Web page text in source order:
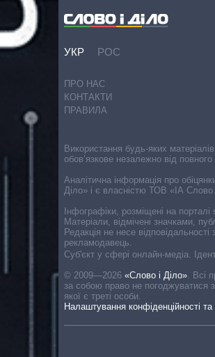
УКР РОС
ПРО НАС
КОНТАКТИ
ПРАВИЛА
Cуб'єкт у сфері онлайн-медіа.
© 2009—2026 «Слово і Діло». Всі
за собою право не погоджуватися
якої є треті особи.
Налаштування конфіденційності
Використання будь-яких
обов’язкове незалежно від
Аналітична інформація про
Діло» і є власністю ТОВ «ІА Слово
Інфографіки, розміщені на
Матеріали, відмічені значками,
Редакція не несе
рекламодавець.